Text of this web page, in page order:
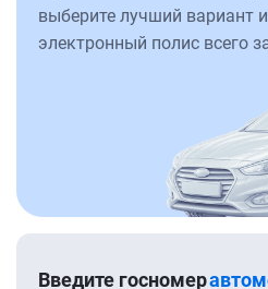
выберите лучший вариант
электронный полис всего
Введите госномер